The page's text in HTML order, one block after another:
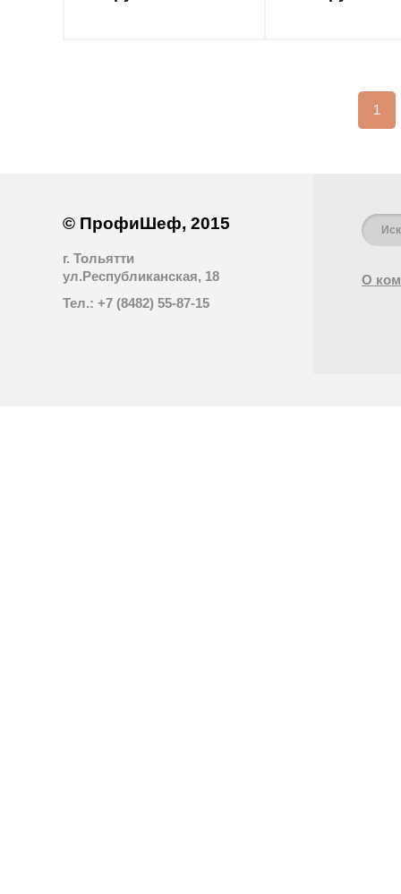
1
© ПрофиШеф, 2015
г. Тольятти
ул.Республиканская, 18
Тел.: +7 (8482) 55-87-15
О